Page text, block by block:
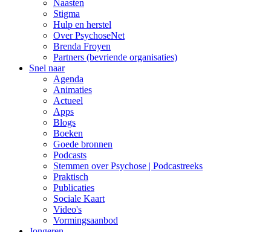
Naasten
Stigma
Hulp en herstel
Over PsychoseNet
Brenda Froyen
Partners (bevriende organisaties)
Snel naar
Agenda
Animaties
Actueel
Apps
Blogs
Boeken
Goede bronnen
Podcasts
Stemmen over Psychose | Podcastreeks
Praktisch
Publicaties
Sociale Kaart
Video's
Vormingsaanbod